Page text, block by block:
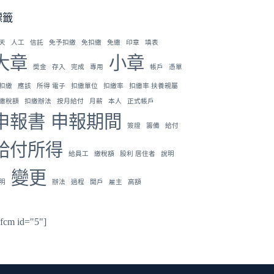
籤
人工 信託 免予扣繳 免扣繳 免繳 印章 填表
章 奬金 存入 完成 專用 小章 帳戶 憑單
繳 應該 所得 電子 扣繳單位 扣繳率 扣繳率 扶養親屬
稅額 扣繳辦法 按月給付 月薪 本人 正式帳戶
報書 申報期間 簽證 籌備 給付
付所得 給員工 繳稅額 股利 居住者 說明
變更 辦法 過程 開戶 雇主 高額
id="5"]